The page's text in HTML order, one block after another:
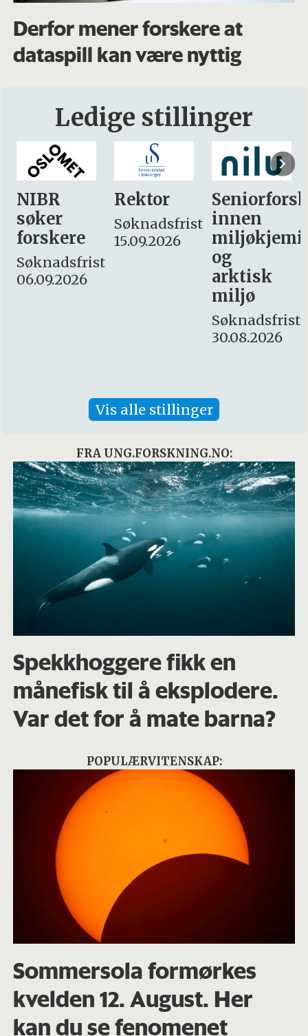
Derfor mener forskere at
dataspill kan være nyttig
Ledige stillinger
Rektor
Søknadsfrist:
15.09.2026
Seniorforsker
innen
miljøkjemi
søker
– fast
Søknadsfrist:
16. august.
Vis alle stillinger
FRA UNG.FORSKNING.NO:
Spekkhoggere fikk en
månefisk til å eksplodere.
Var det for å mate barna?
POPULÆRVITENSKAP:
Sommersola formørkes
kvelden 12. August. Her
kan du se fenomenet